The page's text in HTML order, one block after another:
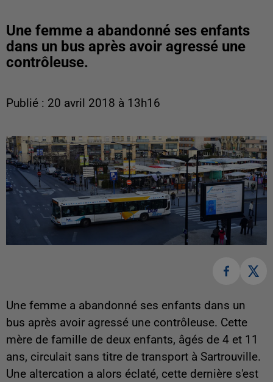
Une femme a abandonné ses enfants
dans un bus après avoir agressé une
contrôleuse.
Publié : 20 avril 2018 à 13h16
Une femme a abandonné ses enfants dans un
bus après avoir agressé une contrôleuse. Cette
mère de famille de deux enfants, âgés de 4 et 11
ans, circulait sans titre de transport à Sartrouville.
Une altercation a alors éclaté, cette dernière s'est